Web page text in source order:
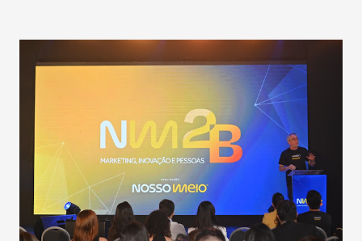
população suspeita e de cuidados com os ambientes
públicos e domiciliares. “Nós não estamos vivendo uma
epidemia comum, como temos em todos os anos, com
aumento de casos de dengue, influenza ou H1N1. Trata-se
de uma epidemia com um vírus diferente, com um poder de
contaminação maior que outros coronavírus”, apontou o
secretário. Segundo ele, é uma epidemia com chance de
contaminação alta, podendo gerar um grande risco à
população e ao sistema de saúde. “Precisamos saber fazer a